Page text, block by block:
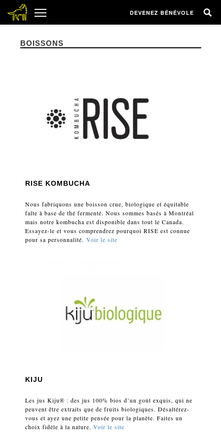
DEVENEZ BÉNÉVOLE
BOISSONS
RISE KOMBUCHA
Nous fabriquons une boisson crue, biologique et équitable
faîte à base de thé fermenté. Nous sommes basés à Montréal
mais notre kombucha est disponible dans tout le Canada.
Essayez-le et vous comprendrez pourquoi RISE est connue
pour sa personnalité. Voir le site
KIJU
Les jus Kiju® : des jus 100% bios d’un goût exquis, qui ne
peuvent être extraits que de fruits biologiques. Désaltérez-
vous et ayez une petite pensée pour la planète. Faites un
choix fidèle à la nature. Voir le site